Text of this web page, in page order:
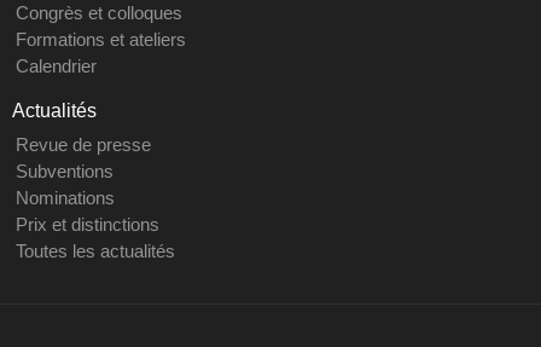
Congrès et colloques
Formations et ateliers
Calendrier
Actualités
Revue de presse
Subventions
Nominations
Prix et distinctions
Toutes les actualités